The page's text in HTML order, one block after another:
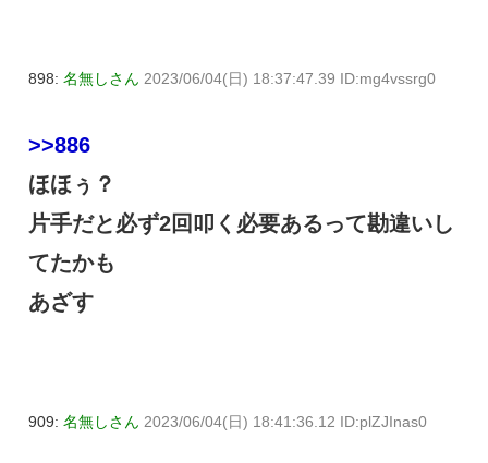
898: 名無しさん 2023/06/04(日) 18:37:47.39 ID:mg4vssrg0
>>886
ほほぅ？
片手だと必ず2回叩く必要あるって勘違いし
てたかも
あざす
909: 名無しさん 2023/06/04(日) 18:41:36.12 ID:plZJInas0